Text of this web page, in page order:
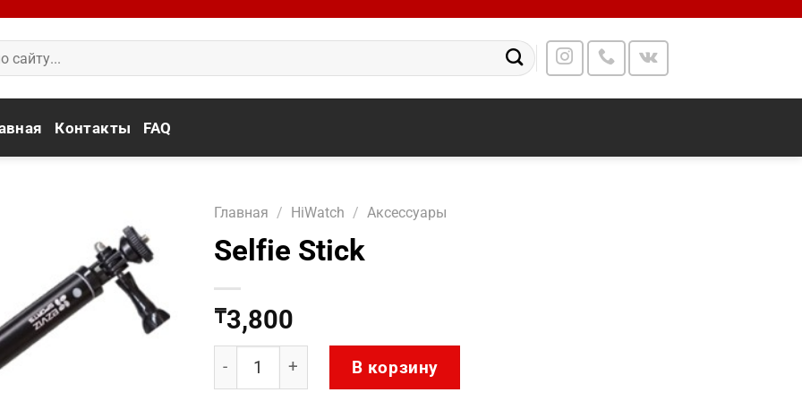
Контакты FAQ
Главная / HiWatch / Аксессуары
Selfie Stick
₸3,800
Количество товара Selfie Stick
В корзину